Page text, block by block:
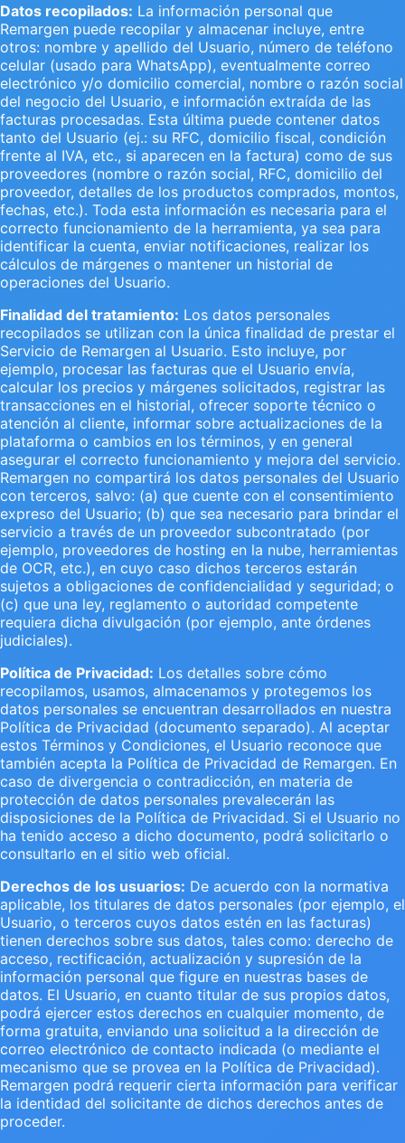
Datos recopilados: La información personal que
Remargen puede recopilar y almacenar incluye, entre
otros: nombre y apellido del Usuario, número de teléfono
celular (usado para WhatsApp), eventualmente correo
electrónico y/o domicilio comercial, nombre o razón social
del negocio del Usuario, e información extraída de las
facturas procesadas. Esta última puede contener datos
tanto del Usuario (ej.: su RFC, domicilio fiscal, condición
frente al IVA, etc., si aparecen en la factura) como de sus
proveedores (nombre o razón social, RFC, domicilio del
proveedor, detalles de los productos comprados, montos,
fechas, etc.). Toda esta información es necesaria para el
correcto funcionamiento de la herramienta, ya sea para
identificar la cuenta, enviar notificaciones, realizar los
cálculos de márgenes o mantener un historial de
operaciones del Usuario.
Finalidad del tratamiento: Los datos personales
recopilados se utilizan con la única finalidad de prestar el
Servicio de Remargen al Usuario. Esto incluye, por
ejemplo, procesar las facturas que el Usuario envía,
calcular los precios y márgenes solicitados, registrar las
transacciones en el historial, ofrecer soporte técnico o
atención al cliente, informar sobre actualizaciones de la
plataforma o cambios en los términos, y en general
asegurar el correcto funcionamiento y mejora del servicio.
Remargen no compartirá los datos personales del Usuario
con terceros, salvo: (a) que cuente con el consentimiento
expreso del Usuario; (b) que sea necesario para brindar el
servicio a través de un proveedor subcontratado (por
ejemplo, proveedores de hosting en la nube, herramientas
de OCR, etc.), en cuyo caso dichos terceros estarán
sujetos a obligaciones de confidencialidad y seguridad; o
(c) que una ley, reglamento o autoridad competente
requiera dicha divulgación (por ejemplo, ante órdenes
judiciales).
Política de Privacidad: Los detalles sobre cómo
recopilamos, usamos, almacenamos y protegemos los
datos personales se encuentran desarrollados en nuestra
Política de Privacidad (documento separado). Al aceptar
estos Términos y Condiciones, el Usuario reconoce que
también acepta la Política de Privacidad de Remargen. En
caso de divergencia o contradicción, en materia de
protección de datos personales prevalecerán las
disposiciones de la Política de Privacidad. Si el Usuario no
ha tenido acceso a dicho documento, podrá solicitarlo o
consultarlo en el sitio web oficial.
Derechos de los usuarios: De acuerdo con la normativa
aplicable, los titulares de datos personales (por ejemplo, el
Usuario, o terceros cuyos datos estén en las facturas)
tienen derechos sobre sus datos, tales como: derecho de
acceso, rectificación, actualización y supresión de la
información personal que figure en nuestras bases de
datos. El Usuario, en cuanto titular de sus propios datos,
podrá ejercer estos derechos en cualquier momento, de
forma gratuita, enviando una solicitud a la dirección de
correo electrónico de contacto indicada (o mediante el
mecanismo que se provea en la Política de Privacidad).
Remargen podrá requerir cierta información para verificar
la identidad del solicitante de dichos derechos antes de
proceder.